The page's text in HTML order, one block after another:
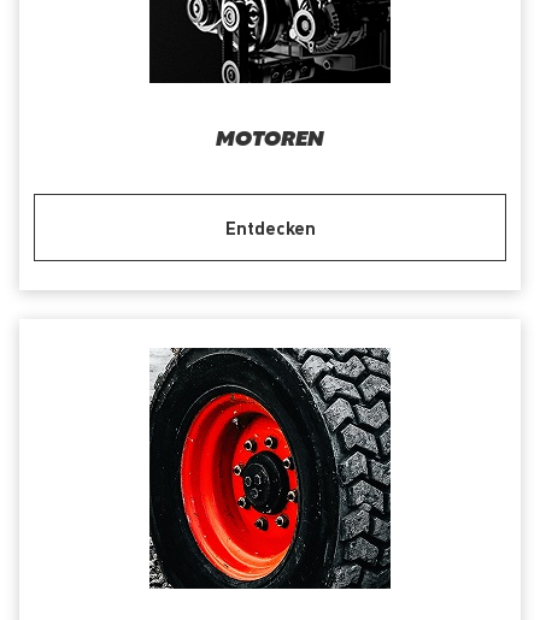
MOTOREN
Entdecken